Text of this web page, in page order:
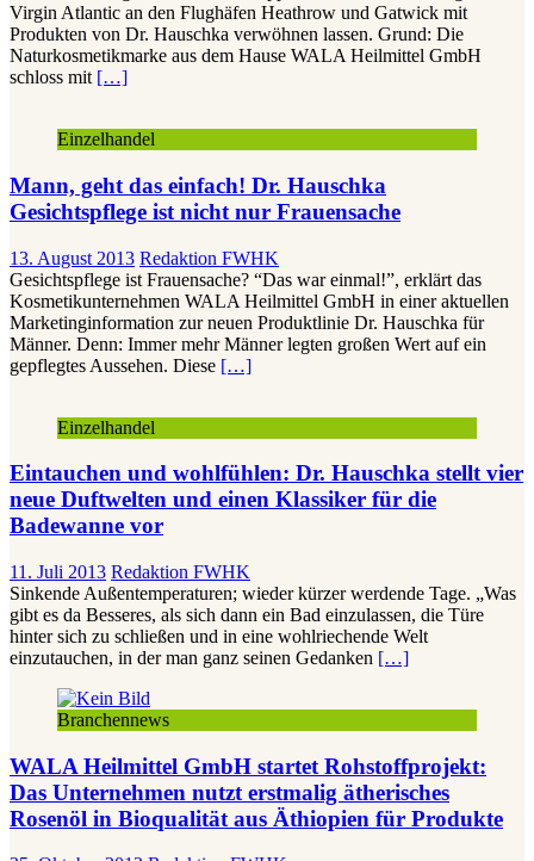
Virgin Atlantic an den Flughäfen Heathrow und Gatwick mit
Produkten von Dr. Hauschka verwöhnen lassen. Grund: Die
Naturkosmetikmarke aus dem Hause WALA Heilmittel GmbH
schloss mit […]
Einzelhandel
Mann, geht das einfach! Dr. Hauschka
Gesichtspflege ist nicht nur Frauensache
13. August 2013 Redaktion FWHK
Gesichtspflege ist Frauensache? “Das war einmal!”, erklärt das
Kosmetikunternehmen WALA Heilmittel GmbH in einer aktuellen
Marketinginformation zur neuen Produktlinie Dr. Hauschka für
Männer. Denn: Immer mehr Männer legten großen Wert auf ein
gepflegtes Aussehen. Diese […]
Einzelhandel
Eintauchen und wohlfühlen: Dr. Hauschka stellt vier
neue Duftwelten und einen Klassiker für die
Badewanne vor
11. Juli 2013 Redaktion FWHK
Sinkende Außentemperaturen; wieder kürzer werdende Tage. „Was
gibt es da Besseres, als sich dann ein Bad einzulassen, die Türe
hinter sich zu schließen und in eine wohlriechende Welt
einzutauchen, in der man ganz seinen Gedanken […]
Branchennews
WALA Heilmittel GmbH startet Rohstoffprojekt:
Das Unternehmen nutzt erstmalig ätherisches
Rosenöl in Bioqualität aus Äthiopien für Produkte